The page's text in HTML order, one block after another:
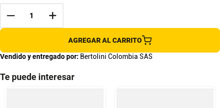
AGREGAR AL CARRITO
Vendido y entregado por: Bertolini Colombia SAS
Te puede interesar